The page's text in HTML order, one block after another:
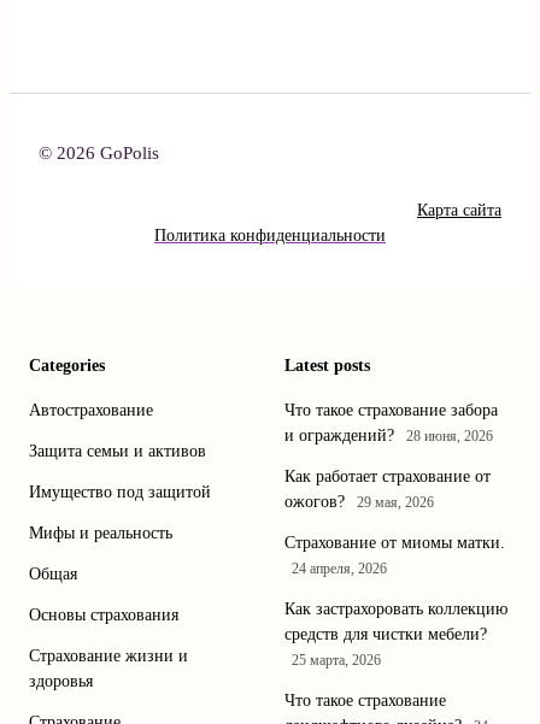
© 2026 GoPolis
Карта сайта
Политика конфиденциальности
Categories
Автострахование
Защита семьи и активов
Имущество под защитой
Мифы и реальность
Общая
Основы страхования
Страхование жизни и
здоровья
Latest posts
Что такое страхование забора
и ограждений?
28 июня, 2026
Как работает страхование от
ожогов?
29 мая, 2026
Страхование от миомы матки.
24 апреля, 2026
Как застрахоровать коллекцию
средств для чистки мебели?
25 марта, 2026
Что такое страхование